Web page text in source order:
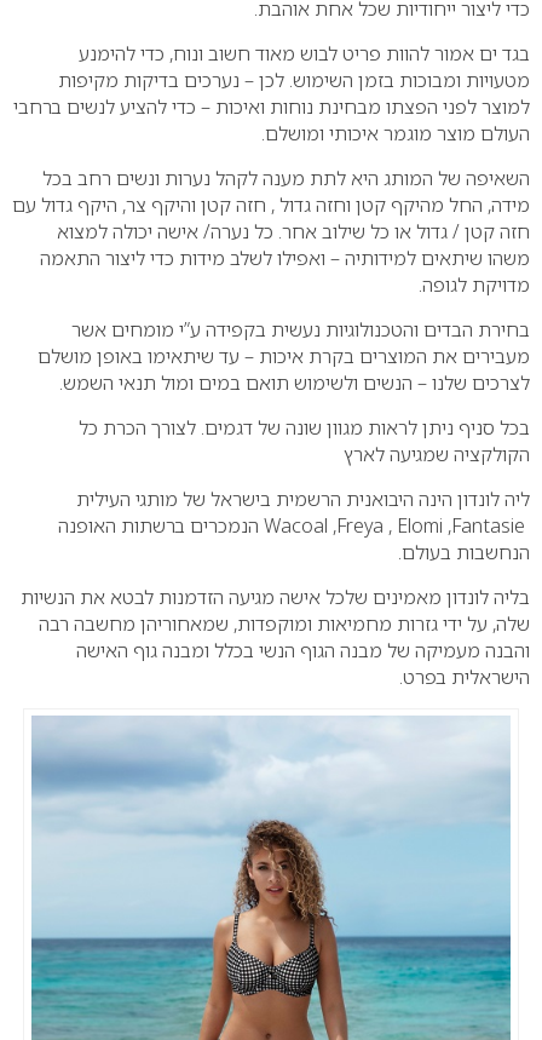
כדי ליצור ייחודיות שכל אחת אוהבת.
בגד ים אמור להוות פריט לבוש מאוד חשוב ונוח, כדי להימנע
מטעויות ומבוכות בזמן השימוש. לכן – נערכים בדיקות מקיפות
למוצר לפני הפצתו מבחינת נוחות ואיכות – כדי להציע לנשים ברחבי
העולם מוצר מוגמר איכותי ומושלם.
השאיפה של המותג היא לתת מענה לקהל נערות ונשים רחב בכל
מידה, החל מהיקף קטן וחזה גדול , חזה קטן והיקף צר, היקף גדול עם
חזה קטן / גדול או כל שילוב אחר. כל נערה/ אישה יכולה למצוא
משהו שיתאים למידותיה – ואפילו לשלב מידות כדי ליצור התאמה
מדויקת לגופה.
בחירת הבדים והטכנולוגיות נעשית בקפידה ע”י מומחים אשר
מעבירים את המוצרים בקרת איכות – עד שיתאימו באופן מושלם
לצרכים שלנו – הנשים ולשימוש תואם במים ומול תנאי השמש.
בכל סניף ניתן לראות מגוון שונה של דגמים. לצורך הכרת כל
הקולקציה שמגיעה לארץ
ליה לונדון הינה היבואנית הרשמית בישראל של מותגי העילית
Wacoal ,Freya , Elomi ,Fantasie הנמכרים ברשתות האופנה
הנחשבות בעולם.
בליה לונדון מאמינים שלכל אישה מגיעה הזדמנות לבטא את הנשיות
שלה, על ידי גזרות מחמיאות ומוקפדות, שמאחוריהן מחשבה רבה
והבנה מעמיקה של מבנה הגוף הנשי בכלל ומבנה גוף האישה
הישראלית בפרט.